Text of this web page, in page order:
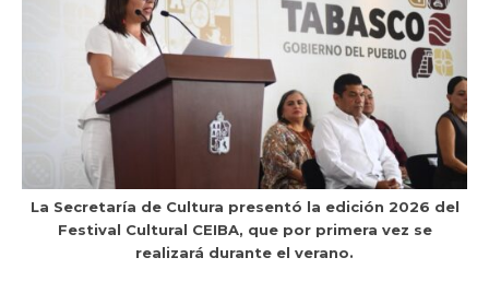
La Secretaría de Cultura presentó la edición 2026 del
Festival Cultural CEIBA, que por primera vez se
realizará durante el verano.